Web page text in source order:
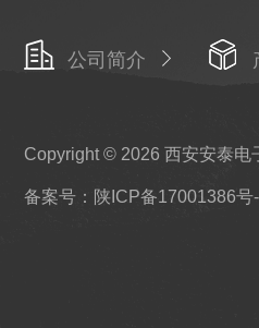
公司简介
Copyright © 2026 西安安泰电
备案号：陕ICP备17001386号